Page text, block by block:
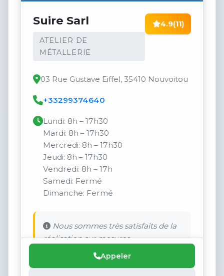
Suire Sarl
ATELIER DE
MÉTALLERIE
4.9(11)
03 Rue Gustave Eiffel, 35410 Nouvoitou
+33299374640
Lundi: 8h – 17h30
Mardi: 8h – 17h30
Mercredi: 8h – 17h30
Jeudi: 8h – 17h30
Vendredi: 8h – 17h
Samedi: Fermé
Dimanche: Fermé
Nous sommes très satisfaits de la
réalisation sur mesures.
Appeler